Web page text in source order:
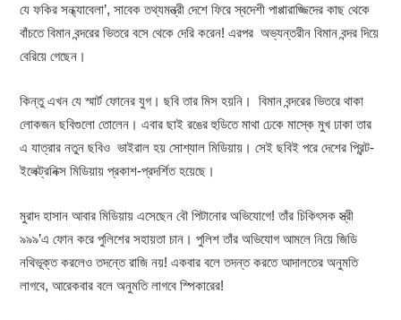
যে ফকির সন্ধ্যাবেলা’, সাবেক তথ্যমন্ত্রী দেশে ফিরে স্বদেশী পাপ্পারাজ্জিদের কাছ থেকে
বাঁচতে বিমান বন্দরের ভিতরে বসে থেকে দেরি করেন! এরপর অভ্যন্তরীন বিমান বন্দর দিয়ে
বেরিয়ে গেছেন।
কিন্তু এখন যে স্মার্ট ফোনের যুগ। ছবি তার মিস হয়নি। বিমান বন্দরের ভিতরে থাকা
লোকজন ছবিগুলো তোলেন। এবার ছাই রঙের হুডিতে মাথা ঢেকে মাস্কে মুখ ঢাকা তার
এ যাত্রার নতুন ছবিও ভাইরাল হয় সোশ্যাল মিডিয়ায়। সেই ছবিই পরে দেশের প্রিন্ট-
ইলেক্ট্রনিক্স মিডিয়ায় প্রকাশ-প্রদর্শিত হয়েছে।
মুরাদ হাসান আবার মিডিয়ায় এসেছেন বৌ পিটানোর অভিযোগে! তাঁর চিকিৎসক স্ত্রী
৯৯৯’এ ফোন করে পুলিশের সহায়তা চান। পুলিশ তাঁর অভিযোগ আমলে নিয়ে জিডি
নথিভূক্ত করলেও তদন্তে রাজি নয়! একবার বলে তদন্ত করতে আদালতের অনুমতি
লাগবে, আরেকবার বলে অনুমতি লাগবে স্পিকারের!